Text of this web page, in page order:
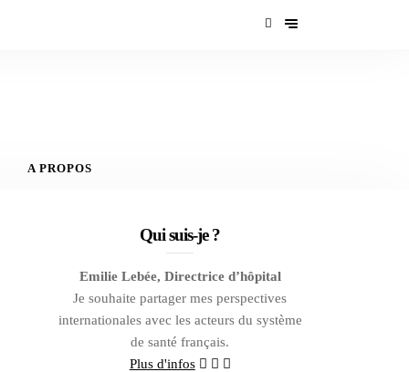
A PROPOS
Qui suis-je ?
Emilie Lebée, Directrice d’hôpital
Je souhaite partager mes perspectives
internationales avec les acteurs du système
de santé français.
Plus d'infos